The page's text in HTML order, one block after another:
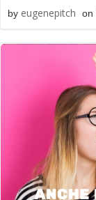
by eugenepitch on